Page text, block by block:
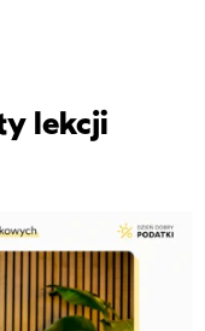
lekcji